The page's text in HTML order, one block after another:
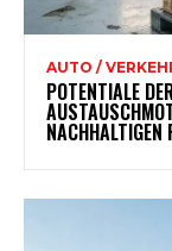
AUTO /
POTENTIALE
NACHHALTIGEN